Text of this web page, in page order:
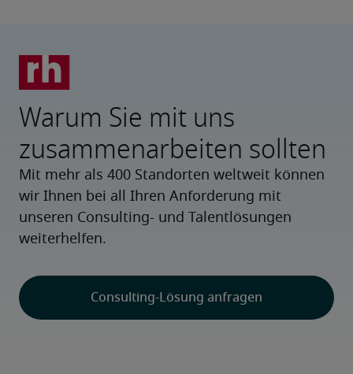
Warum Sie mit uns
zusammenarbeiten sollten
Mit mehr als 400 Standorten weltweit können
wir Ihnen bei all Ihren Anforderung mit
unseren Consulting- und Talentlösungen
weiterhelfen.
Consulting-Lösung anfragen